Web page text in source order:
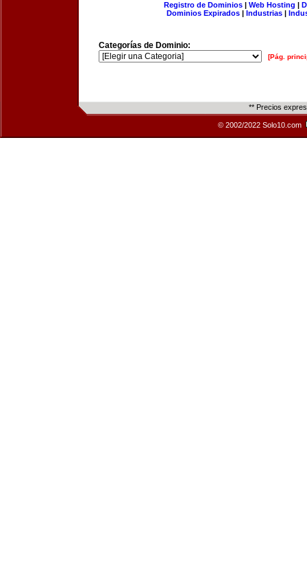
Registro de Dominios| Web Hosting |
Dominios Expirados | Industrias |
Categorías de Dominio:
[Pág.
** Precios
© 2002/2022 Solo10.com